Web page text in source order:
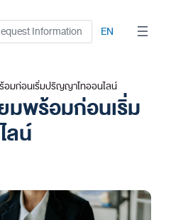
Information EN
อมก่อนเริ่มปริญญาโทออนไลน์
มพร้อมก่อนเริ่ม
ลน์